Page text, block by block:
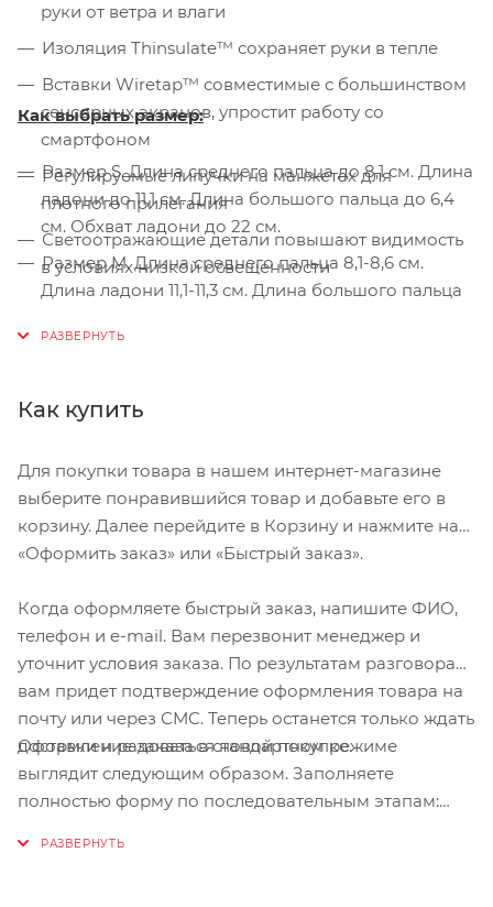
руки от ветра и влаги
Изоляция Thinsulate™ сохраняет руки в тепле
Вставки Wiretap™ совместимые с большинством
сенсорных экранов, упростит работу со
смартфоном
Регулируемые липучки на манжетах для
плотного прилегания
Светоотражающие детали повышают видимость
в условиях низкой освещенности
Как выбрать размер:
Размер S. Длина среднего пальца до 8,1 см. Длина
ладони до 11,1 см. Длина большого пальца до 6,4
см. Обхват ладони до 22 см.
Размер M. Длина среднего пальца 8,1-8,6 см.
Длина ладони 11,1-11,3 см. Длина большого пальца
6,8-7,1 см. Обхват ладони 22,5-23,5 см.
Длина ладони 11,7-12,1 см. Длина большого пальца
7,1-7,4 см. Обхват ладони 23,5-24,5 см.
Размер XXL. Длина среднего пальца от 9,4 см.
Длина ладони от 12,1 см. Длина большого пальца
Как купить
Для покупки товара в нашем интернет-магазине
выберите понравившийся товар и добавьте его в
корзину. Далее перейдите в Корзину и нажмите на
«Оформить заказ» или «Быстрый заказ».
Когда оформляете быстрый заказ, напишите ФИО,
телефон и e-mail. Вам перезвонит менеджер и
уточнит условия заказа. По результатам разговора
вам придет подтверждение оформления товара на
почту или через СМС. Теперь останется только ждать
доставки и радоваться новой покупке.
Оформление заказа в стандартном режиме
выглядит следующим образом. Заполняете
полностью форму по последовательным этапам: